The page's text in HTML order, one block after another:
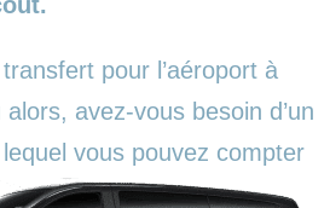
pour l’aéroport à
avez-vous besoin d’un
vous pouvez compter